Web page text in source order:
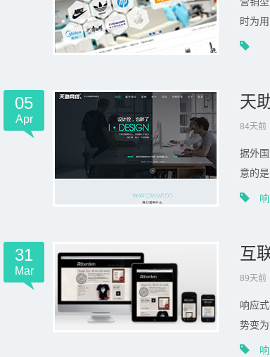
时为
05
Apr
天
84天前
据外
意的
.
31
Mar
互
89天前
响应
势变